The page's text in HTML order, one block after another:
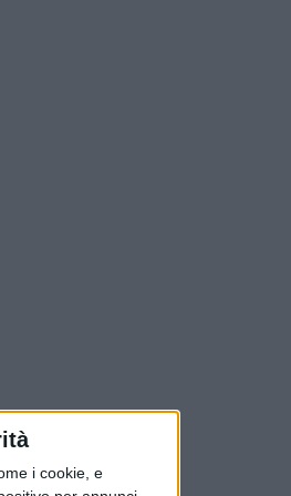
i cookie, e